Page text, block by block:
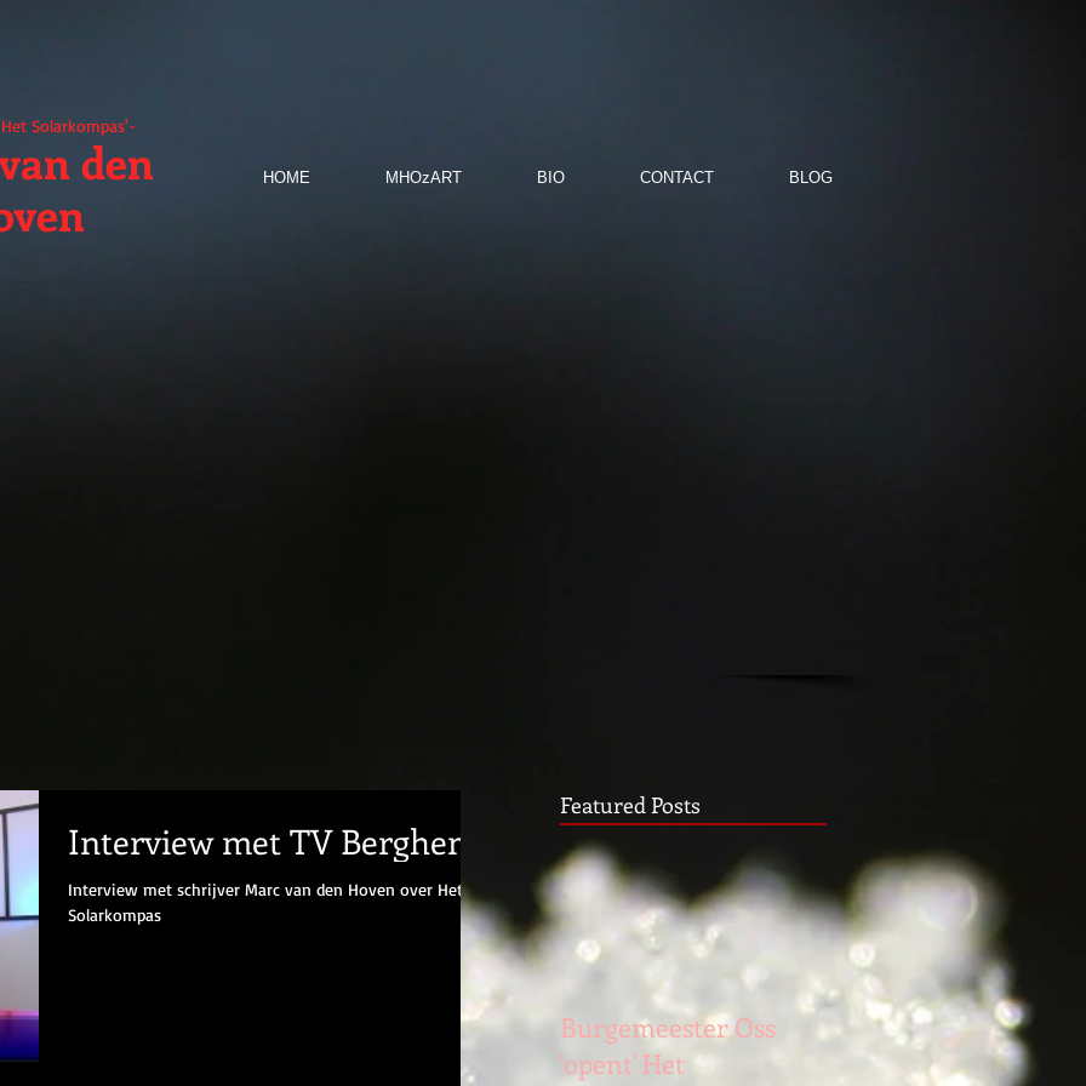
Solarkompas'-
den
HOME MHOzART BIO CONTACT BLOG
Interview met TV Berghem
Interview met schrijver Marc van den Hoven over Het
Solarkompas
Featured Posts
Burgemeester Oss
'opent' Het